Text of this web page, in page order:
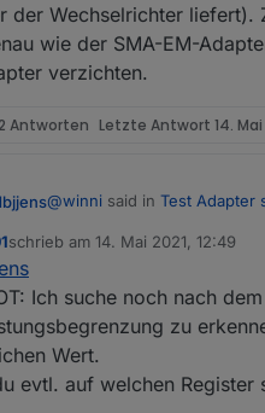
der Wechselrichter
wie der SMA-EM-
verzichten.
2 Antworten Letzte Antwort 14.
@winni said in Test Adapter
Alternativ kann ich dafür
u.a. auch die momentane
Wechselrichter liefert). Zur
der SMA-EM-Adapter) auf
schrieb am 14. Mai 2021, 12:49
zuletzt editiert von
Ich suche noch nach
zu
Wert.
evtl. auf welchen Register